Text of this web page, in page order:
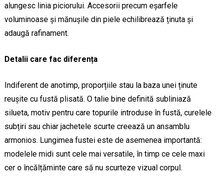
alungesc linia piciorului. Accesorii precum eșarfele
voluminoase și mănușile din piele echilibrează ținuta și
adaugă rafinament.
Detalii care fac diferența
Indiferent de anotimp, proporțiile stau la baza unei ținute
reușite cu fustă plisată. O talie bine definită subliniază
silueta, motiv pentru care topurile introduse în fustă, curelele
subțiri sau chiar jachetele scurte creează un ansamblu
armonios. Lungimea fustei este de asemenea importantă:
modelele midi sunt cele mai versatile, în timp ce cele maxi
cer o încălțăminte care să nu scurteze vizual corpul.